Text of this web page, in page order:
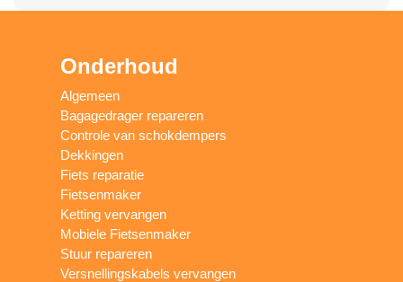
Onderhoud
Algemeen
Bagagedrager repareren
Controle van schokdempers
Dekkingen
Fiets reparatie
Fietsenmaker
Ketting vervangen
Mobiele Fietsenmaker
Stuur repareren
Versnellingskabels vervangen